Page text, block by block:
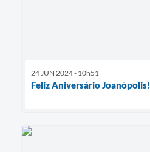
24 JUN 2024 - 10h51
Feliz Aniversário Joanópolis!